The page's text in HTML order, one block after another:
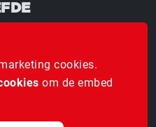
cookies.
om de embed